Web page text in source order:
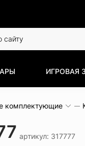
ИГРОВАЯ
комплектующие
артикул: 317777